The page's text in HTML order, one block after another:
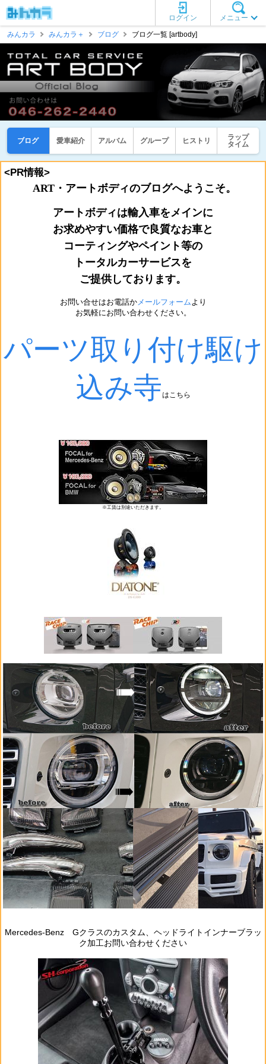
メニュー
ログイン
みんカラ
みんカラ＋ ブログ ブログ一覧 [artbody]
ブログ 愛車紹介 アルバム グループ ヒストリ
ラップ
タイム
<PR情報>
ART・アートボディのブログへようこそ。
アートボディは輸入車をメインに
お求めやすい価格で良質なお車と
コーティングやペイント等の
トータルカーサービスを
ご提供しております。
お問い合せはお電話かメールフォームより
お気軽にお問い合わせください。
パーツ取り付け駆け
込み寺はこちら
※工賃は別途いただきます。
Mercedes‐Benz Gクラスのカスタム、ヘッドライトインナーブラッ
ク加工お問い合わせください